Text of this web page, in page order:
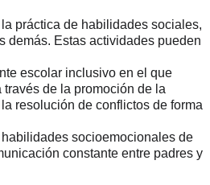
práctica de habilidades sociales,
demás. Estas actividades pueden
escolar inclusivo en el que
de la promoción de la
resolución de conflictos de forma
socioemocionales de
constante entre padres y